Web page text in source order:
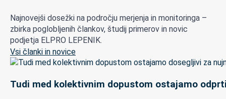
Najnovejši dosežki na področju merjenja in monitoringa –
zbirka poglobljenih člankov, študij primerov in novic
podjetja ELPRO LEPENIK.
Vsi članki in novice
Tudi med kolektivnim dopustom ostajamo